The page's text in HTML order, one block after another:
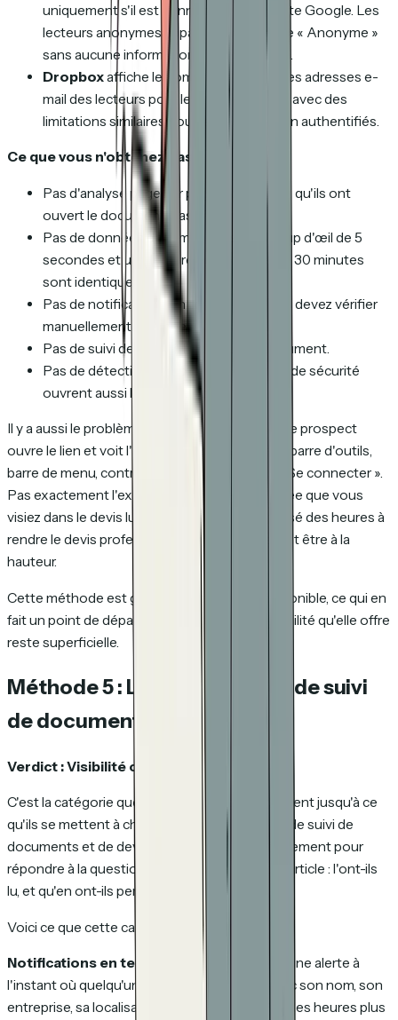
uniquement s'il est connecté à un compte Google. Les
lecteurs anonymes apparaissent comme « Anonyme »
sans aucune information d'identification.
Dropboxaffiche le nombre de vues et les adresses e-
mail des lecteurs pour les liens partagés, avec des
limitations similaires pour les lecteurs non authentifiés.
Ce que vous n'obtenez pas :
Pas d'analyse page par page. Vous savez qu'ils ont
ouvert le document, pas ce qu'ils ont lu.
Pas de données de temps passé. Un coup d'œil de 5
secondes et une lecture approfondie de 30 minutes
sont identiques.
Pas de notifications en temps réel. Vous devez vérifier
manuellement le panneau de partage.
Pas de suivi des clics à l'intérieur du document.
Pas de détection de bots. Les scanners de sécurité
ouvrent aussi les liens Google Drive.
Il y a aussi le problème de la présentation. Votre prospect
ouvre le lien et voit l'interface Google Drive — barre d'outils,
barre de menu, contrôles de partage, invites « Se connecter ».
Pas exactement l'expérience épurée et soignée que vous
visiez dans le devis lui-même. Si vous avez passé des heures à
rendre le devis professionnel, la livraison devrait être à la
hauteur.
Cette méthode est gratuite et largement disponible, ce qui en
fait un point de départ raisonnable. Mais la visibilité qu'elle offre
reste superficielle.
Méthode 5 : Les outils dédiés de suivi
de documents
Verdict : Visibilité complète.
C'est la catégorie que la plupart des gens ignorent jusqu'à ce
qu'ils se mettent à chercher. Les outils dédiés de suivi de
documents et de devis sont conçus spécifiquement pour
répondre à la question qui est au cœur de cet article : l'ont-ils
lu, et qu'en ont-ils pensé ?
Voici ce que cette catégorie d'outils offre :
Notifications en temps réel.
Vous recevez une alerte à
l'instant où quelqu'un ouvre votre devis — avec son nom, son
entreprise, sa localisation et son appareil. Pas des heures plus